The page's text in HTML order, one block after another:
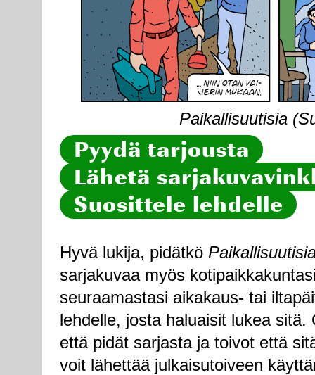
Paikallisuutisia
Pyydä tarjousta
Lähetä
Suosittele lehdelle
Hyvä lukija, pidätkö
sarjakuvaa myös
seuraamastasi aikakaus- tai
lehdelle, josta haluaisit lukea
että pidät sarjasta ja toivot että
voit lähettää julkaisutoiveen